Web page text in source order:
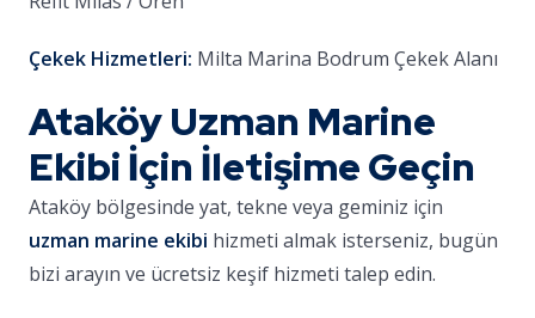
Çekek Hizmetleri: Milta Marina Bodrum Çekek Alanı
Ataköy Uzman Marine
Ekibi İçin İletişime Geçin
Ataköy bölgesinde yat, tekne veya geminiz için
uzman marine ekibi hizmeti almak isterseniz, bugün
bizi arayın ve ücretsiz keşif hizmeti talep edin.